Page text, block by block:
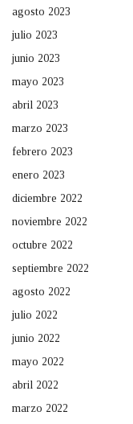
agosto 2023
julio 2023
junio 2023
mayo 2023
abril 2023
marzo 2023
febrero 2023
enero 2023
diciembre 2022
noviembre 2022
octubre 2022
septiembre 2022
agosto 2022
julio 2022
junio 2022
mayo 2022
abril 2022
marzo 2022